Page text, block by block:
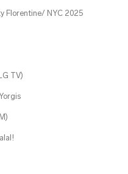
Florentine/ NYC 2025
TV)